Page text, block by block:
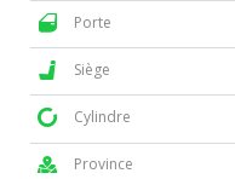
Porte
Siège
Cylindre
Province